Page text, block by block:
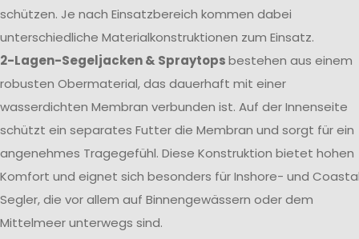
schützen. Je nach Einsatzbereich kommen dabei
unterschiedliche Materialkonstruktionen zum Einsatz.
2-Lagen-Segeljacken & Spraytopsbestehen aus einem
robusten Obermaterial, das dauerhaft mit einer
wasserdichten Membran verbunden ist. Auf der Innenseite
schützt ein separates Futter die Membran und sorgt für ein
angenehmes Tragegefühl. Diese Konstruktion bietet hohen
Komfort und eignet sich besonders für Inshore- und
Segler, die vor allem auf Binnengewässern oder dem
Mittelmeer unterwegs sind.